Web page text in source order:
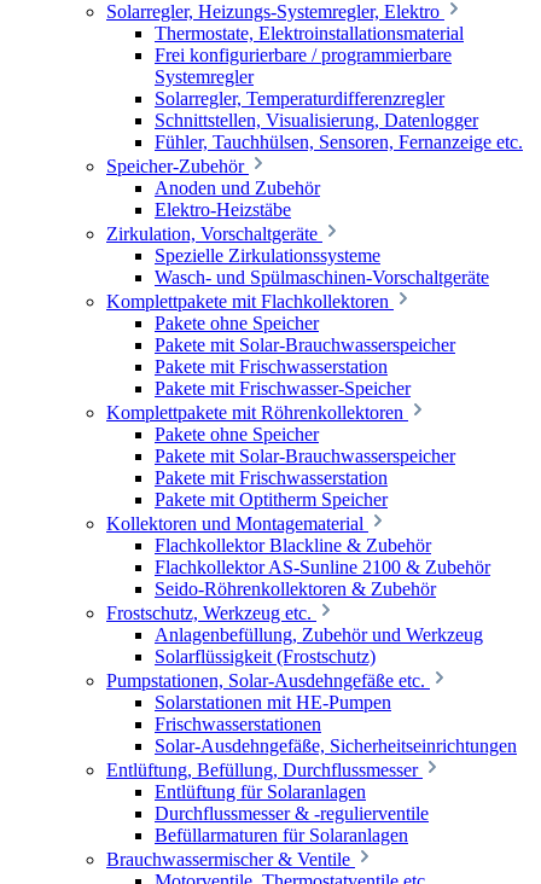
Solarregler, Heizungs-Systemregler, Elektro
Thermostate, Elektroinstallationsmaterial
Frei konfigurierbare / programmierbare
Systemregler
Solarregler, Temperaturdifferenzregler
Schnittstellen, Visualisierung, Datenlogger
Fühler, Tauchhülsen, Sensoren, Fernanzeige etc.
Speicher-Zubehör
Anoden und Zubehör
Elektro-Heizstäbe
Zirkulation, Vorschaltgeräte
Spezielle Zirkulationssysteme
Wasch- und Spülmaschinen-Vorschaltgeräte
Komplettpakete mit Flachkollektoren
Pakete ohne Speicher
Pakete mit Solar-Brauchwasserspeicher
Pakete mit Frischwasserstation
Pakete mit Frischwasser-Speicher
Komplettpakete mit Röhrenkollektoren
Pakete ohne Speicher
Pakete mit Solar-Brauchwasserspeicher
Pakete mit Frischwasserstation
Pakete mit Optitherm Speicher
Kollektoren und Montagematerial
Flachkollektor Blackline & Zubehör
Flachkollektor AS-Sunline 2100 & Zubehör
Seido-Röhrenkollektoren & Zubehör
Frostschutz, Werkzeug etc.
Anlagenbefüllung, Zubehör und Werkzeug
Solarflüssigkeit (Frostschutz)
Pumpstationen, Solar-Ausdehngefäße etc.
Solarstationen mit HE-Pumpen
Frischwasserstationen
Solar-Ausdehngefäße, Sicherheitseinrichtungen
Entlüftung, Befüllung, Durchflussmesser
Entlüftung für Solaranlagen
Durchflussmesser & -regulierventile
Befüllarmaturen für Solaranlagen
Brauchwassermischer & Ventile